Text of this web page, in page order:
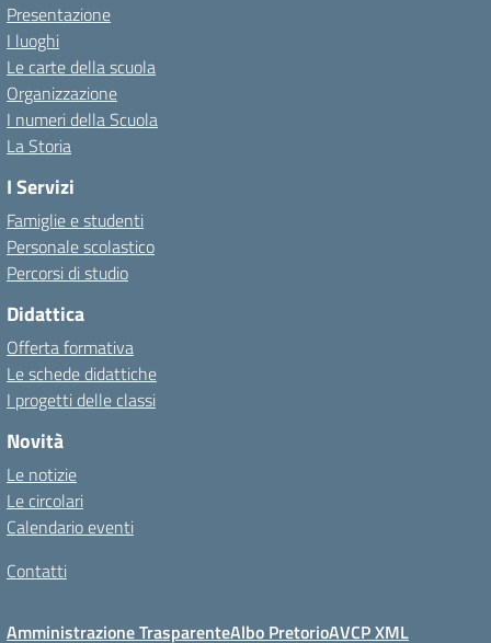
Presentazione
I luoghi
Le carte della scuola
Organizzazione
I numeri della Scuola
La Storia
I Servizi
Famiglie e studenti
Personale scolastico
Percorsi di studio
Didattica
Offerta formativa
Le schede didattiche
I progetti delle classi
Novità
Le notizie
Le circolari
Calendario eventi
Contatti
Amministrazione TrasparenteAlbo PretorioAVCP XML